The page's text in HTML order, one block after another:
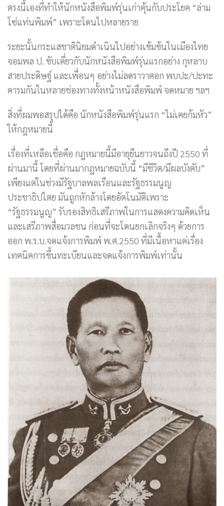
ตรงนี้เองที่ทำให้นักหนังสือพิมพ์รุ่นเก่าคุ้นกับประโยค “ล่าม
โซ่แท่นพิมพ์” เพราะโดนไปหลายราย
ระยะนั้นกระแสชาตินิยมดำเนินไปอย่างเข้มข้นในเมืองไทย
จอมพล ป. ขับเคี่ยวกับนักหนังสือพิมพ์รุ่นแรกอย่าง กุหลาบ
สายประดิษฐ์ และเพื่อนๆ อย่างไม่ลดราวาศอก พบปะ/ปะทะ
คารมกันในหลายช่องทางทั้งหน้าหนังสือพิมพ์ จดหมาย ฯลฯ
สิ่งที่ผมพอสรุปได้คือ นักหนังสือพิมพ์รุ่นแรก “ไม่เคยก้มหัว”
ให้กฎหมายนี้
เรื่องที่เหลือเชื่อคือ กฎหมายนี้มีอายุยืนยาวจนถึงปี 2550 ที่
ผ่านมานี้ โดยที่ผ่านมากฎหมายฉบับนี้ “มีชีวิต/มีผลบังคับ”
เพียงแต่ในช่วงมีรัฐบาลพลเรือนและรัฐธรรมนูญ
ประชาธิปไตย มันถูกหักล้างโดยอัตโนมัติเพราะ
“รัฐธรรมนูญ” รับรองสิทธิเสรีภาพในการแสดงความคิดเห็น
และเสรีภาพสื่อมวลชน ก่อนที่จะโดนยกเลิกจริงๆ ด้วยการ
ออก พ.ร.บ.จดแจ้งการพิมพ์ พ.ศ.2550 ที่มีเนื้อหาแค่เรื่อง
เทคนิคการขึ้นทะเบียนและจดแจ้งการพิมพ์เท่านั้น